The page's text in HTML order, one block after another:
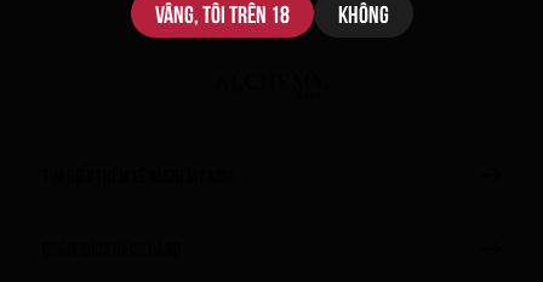
Vâng, tôi trên 18 Không
Vâng, tôi trên 18 Không